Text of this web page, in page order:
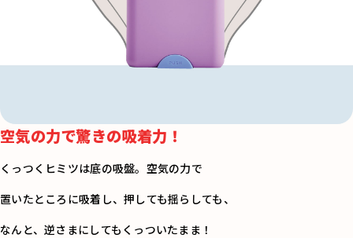
空気の力で驚きの吸着力！
くっつくヒミツは底の吸盤。空気の力で
置いたところに吸着し、押しても揺らしても、
なんと、逆さまにしてもくっついたまま！